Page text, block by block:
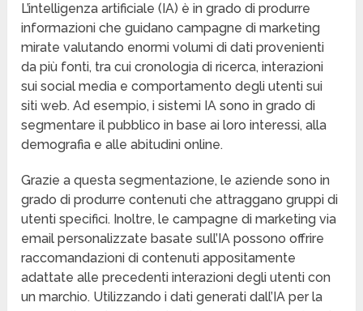
L’intelligenza artificiale (IA) è in grado di produrre
informazioni che guidano campagne di marketing
mirate valutando enormi volumi di dati provenienti
da più fonti, tra cui cronologia di ricerca, interazioni
sui social media e comportamento degli utenti sui
siti web. Ad esempio, i sistemi IA sono in grado di
segmentare il pubblico in base ai loro interessi, alla
demografia e alle abitudini online.
Grazie a questa segmentazione, le aziende sono in
grado di produrre contenuti che attraggano gruppi di
utenti specifici. Inoltre, le campagne di marketing via
email personalizzate basate sull’IA possono offrire
raccomandazioni di contenuti appositamente
adattate alle precedenti interazioni degli utenti con
un marchio. Utilizzando i dati generati dall’IA per la